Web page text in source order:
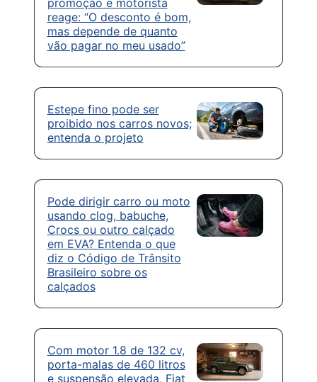
promoção e motorista
reage: “O desconto é bom,
mas depende de quanto
vão pagar no meu usado”
Estepe fino pode ser
proibido nos carros novos;
entenda o projeto
Pode dirigir carro ou moto
usando clog, babuche,
Crocs ou outro calçado
em EVA? Entenda o que
diz o Código de Trânsito
Brasileiro sobre os
calçados
Com motor 1.8 de 132 cv,
porta-malas de 460 litros
e suspensão elevada, Fiat